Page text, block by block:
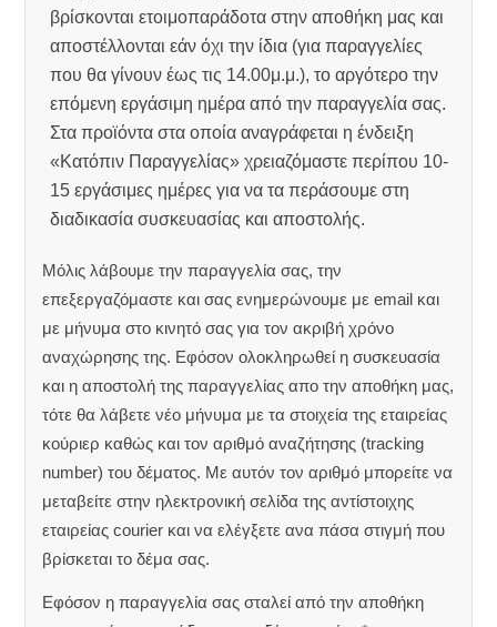
βρίσκονται ετοιμοπαράδοτα στην αποθήκη μας και
αποστέλλονται εάν όχι την ίδια (για παραγγελίες
που θα γίνουν έως τις 14.00μ.μ.), το αργότερο την
επόμενη εργάσιμη ημέρα από την παραγγελία σας.
Στα προϊόντα στα οποία αναγράφεται η ένδειξη
«Κατόπιν Παραγγελίας» χρειαζόμαστε περίπου 10-
15 εργάσιμες ημέρες για να τα περάσουμε στη
διαδικασία συσκευασίας και αποστολής.
Μόλις λάβουμε την παραγγελία σας, την
επεξεργαζόμαστε και σας ενημερώνουμε με email και
με μήνυμα στο κινητό σας για τον ακριβή χρόνο
αναχώρησης της. Εφόσον ολοκληρωθεί η συσκευασία
και η αποστολή της παραγγελίας απο την αποθήκη μας,
τότε θα λάβετε νέο μήνυμα με τα στοιχεία της εταιρείας
κούριερ καθώς και τον αριθμό αναζήτησης (tracking
number) του δέματος. Με αυτόν τον αριθμό μπορείτε να
μεταβείτε στην ηλεκτρονική σελίδα της αντίστοιχης
εταιρείας courier και να ελέγξετε ανα πάσα στιγμή που
βρίσκεται το δέμα σας.
Εφόσον η παραγγελία σας σταλεί από την αποθήκη